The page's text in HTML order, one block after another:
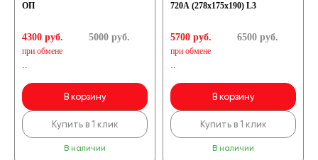
ОП
4300 руб.
при обмене
..
5000руб.
В корзину
Купить в 1 клик
В наличии
720A (278x175x190) L3
5700 руб.
при обмене
..
6500руб.
В корзину
Купить в 1 клик
В наличии